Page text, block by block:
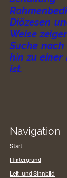
Diözesen
Weise
Suche
hin zu
ist.
Navigation
Start
Hintergrund
Leit- und SInnbild